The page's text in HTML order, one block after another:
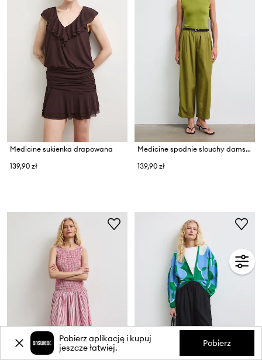
Medicine sukienka drapowana
139,90 zł
Medicine spodnie slouchy damskie z dodatkiem lnu
139,90 zł
Pobierz aplikację i kupuj
jeszcze łatwiej.
Pobierz